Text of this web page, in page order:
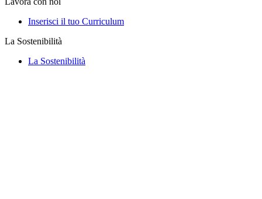
Inserisci il tuo Curriculum
La Sostenibilità
La Sostenibilità